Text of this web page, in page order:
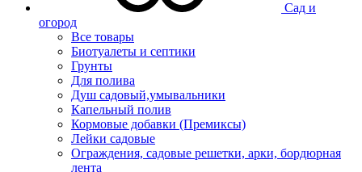
Сад и
огород
Все товары
Биотуалеты и септики
Грунты
Для полива
Душ садовый,умывальники
Капельный полив
Кормовые добавки (Премиксы)
Лейки садовые
Ограждения, садовые решетки, арки, бордюрная
лента